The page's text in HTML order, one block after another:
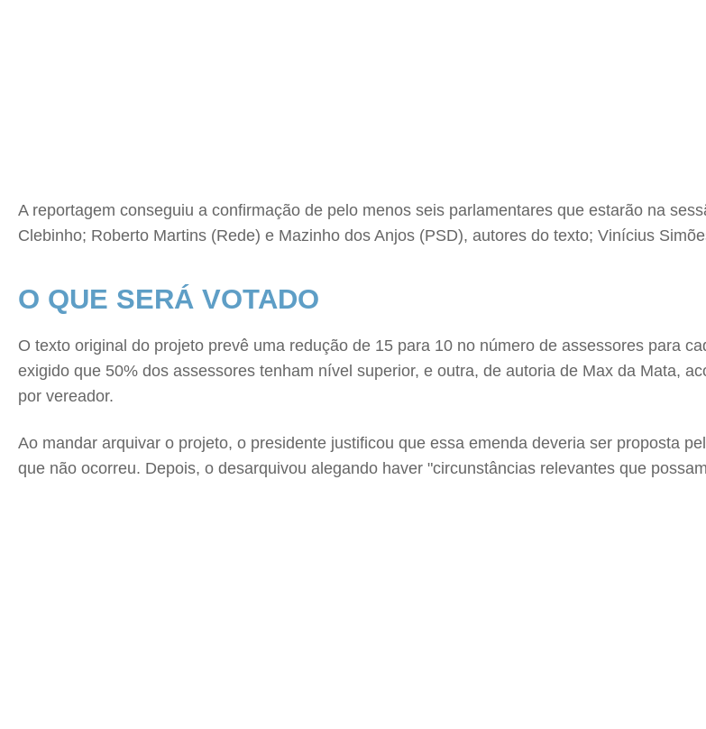
A reportagem conseguiu a confirmação de pelo menos seis parlamentares que estarão na
Clebinho; Roberto Martins (Rede) e Mazinho dos Anjos (PSD), autores do texto; Vinícius
O QUE SERÁ VOTADO
O texto original do projeto prevê uma redução de 15 para 10 no número de assessores para
exigido que 50% dos assessores tenham nível superior, e outra, de autoria de Max da Mata,
por vereador.
Ao mandar arquivar o projeto, o presidente justificou que essa emenda deveria ser proposta
que não ocorreu. Depois, o desarquivou alegando haver "circunstâncias relevantes que